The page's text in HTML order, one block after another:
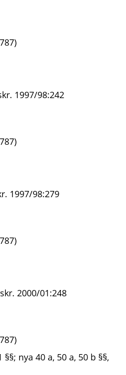
1997/98:242
1997/98:279
2000/01:248
nya 40 a, 50 a, 50 b §§,